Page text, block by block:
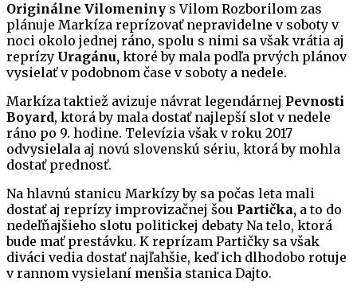
Originálne Vilomeniny s Vilom Rozborilom zas
plánuje Markíza reprízovať nepravidelne v soboty v
noci okolo jednej ráno, spolu s nimi sa však vrátia aj
reprízy Uragánu, ktoré by mala podľa prvých plánov
vysielať v podobnom čase v soboty a nedele.
Markíza taktiež avizuje návrat legendárnej Pevnosti
Boyard, ktorá by mala dostať najlepší slot v nedele
ráno po 9. hodine. Televízia však v roku 2017
odvysielala aj novú slovenskú sériu, ktorá by mohla
dostať prednosť.
Na hlavnú stanicu Markízy by sa počas leta mali
dostať aj reprízy improvizačnej šou Partička, a to do
nedeľňajšieho slotu politickej debaty Na telo, ktorá
bude mať prestávku. K reprízam Partičky sa však
diváci vedia dostať najľahšie, keď ich dlhodobo rotuje
v rannom vysielaní menšia stanica Dajto.